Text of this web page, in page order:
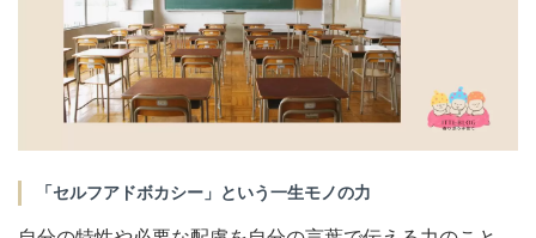
「セルフアドボカシー」という一生モノの力